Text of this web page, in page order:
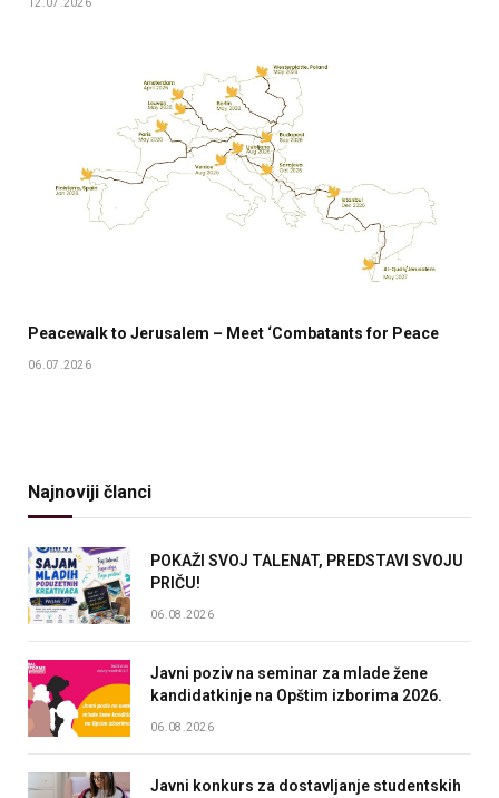
12.07.2026
Peacewalk to Jerusalem – Meet ‘Combatants for Peace
06.07.2026
Najnoviji članci
POKAŽI SVOJ TALENAT, PREDSTAVI SVOJU
PRIČU!
06.08.2026
Javni poziv na seminar za mlade žene
kandidatkinje na Opštim izborima 2026.
06.08.2026
Javni konkurs za dostavljanje studentskih